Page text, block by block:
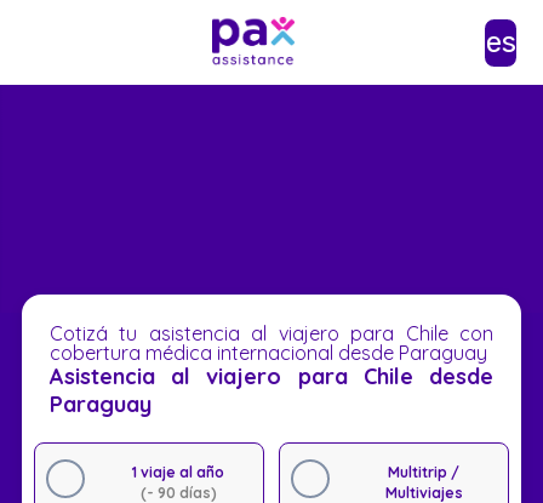
es
Cotizá tu asistencia al viajero para Chile con
cobertura médica internacional desde Paraguay
Asistencia al viajero para Chile desde
Paraguay
1 viaje al año
(- 90 días)
Multitrip /
Multiviajes